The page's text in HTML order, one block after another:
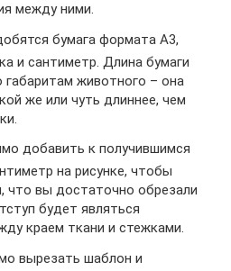
между ними.
бумага формата А3,
и сантиметр. Длина бумаги
габаритам животного – она
же или чуть длиннее, чем
добавить к получившимся
на рисунке, чтобы
что вы достаточно обрезали
будет являться
краем ткани и стежками.
вырезать шаблон и